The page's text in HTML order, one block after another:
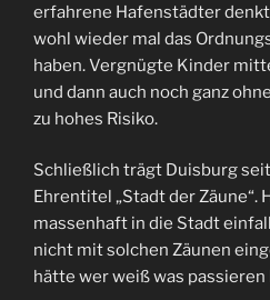
erfahrene Hafenstädter
wohl wieder mal das
haben. Vergnügte Kinder
und dann auch noch ganz
zu hohes Risiko.
Schließlich trägt Duisburg
Ehrentitel „Stadt der Zäune“.
massenhaft in die Stadt
nicht mit solchen Zäunen
hätte wer weiß was passieren